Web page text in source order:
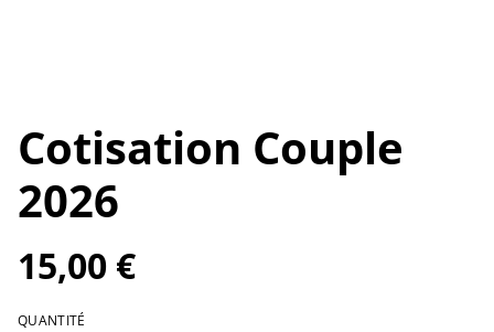
Cotisation Couple
2026
15,00 €
QUANTITÉ